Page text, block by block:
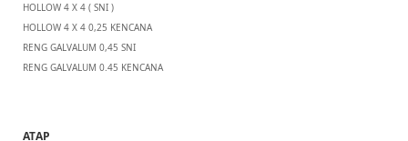
HOLLOW 4 X 4 ( SNI )
HOLLOW 4 X 4 0,25 KENCANA
RENG GALVALUM 0,45 SNI
RENG GALVALUM 0.45 KENCANA
ATAP